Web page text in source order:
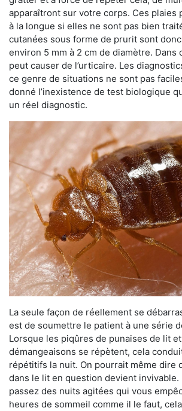
apparaîtront sur votre corps. Ces plaies
à la longue si elles ne sont pas bien
cutanées sous forme de prurit sont
environ 5 mm à 2 cm de diamètre. Dans
peut causer de l’urticaire. Les
ce genre de situations ne sont pas
donné l’inexistence de test biologique
un réel diagnostic.
La seule façon de réellement se
est de soumettre le patient à une série
Lorsque les piqûres de punaises de lit
démangeaisons se répètent, cela
répétitifs la nuit. On pourrait même dire
dans le lit en question devient invivable.
passez des nuits agitées qui vous
heures de sommeil comme il le faut,